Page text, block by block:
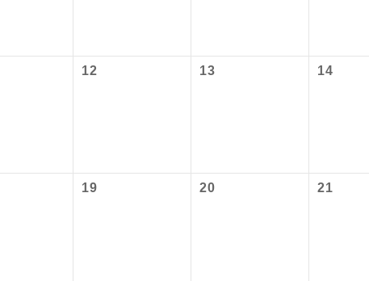
12 13 14
19 20 21
使用料は含まれておりません。別途お支払いが必要となります。
往路出発空港（駅）から復路到着空港（駅）まで同行しま
バスガイドが乗務し、車内での観光案内があります。